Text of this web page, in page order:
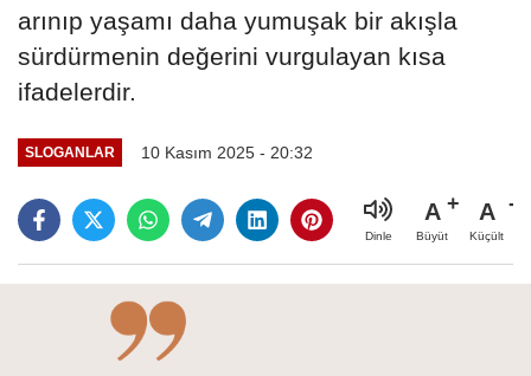
arınıp yaşamı daha yumuşak bir akışla
sürdürmenin değerini vurgulayan kısa
ifadelerdir.
SLOGANLAR 10 Kasım 2025 - 20:32
Dinle
A
Büyüt
A
Küçült